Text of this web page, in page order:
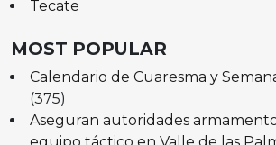
Tecate
MOST POPULAR
Calendario de Cuaresma y
(375)
Aseguran autoridades